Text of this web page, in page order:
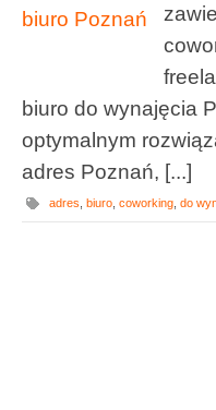
biuro do wynajęcia
optymalnym
adres Poznań, [...]
adres biuro coworking do